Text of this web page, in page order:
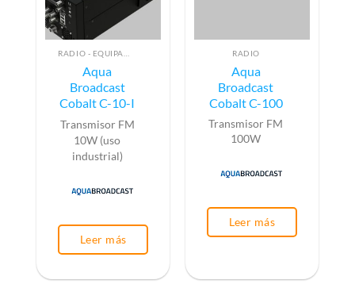
Aqua
Broadcast
Cobalt C-10-I
Transmisor FM
10W (uso
industrial)
Leer más
RADIO
Aqua
Broadcast
Cobalt C-100
Transmisor FM
100W
Leer más